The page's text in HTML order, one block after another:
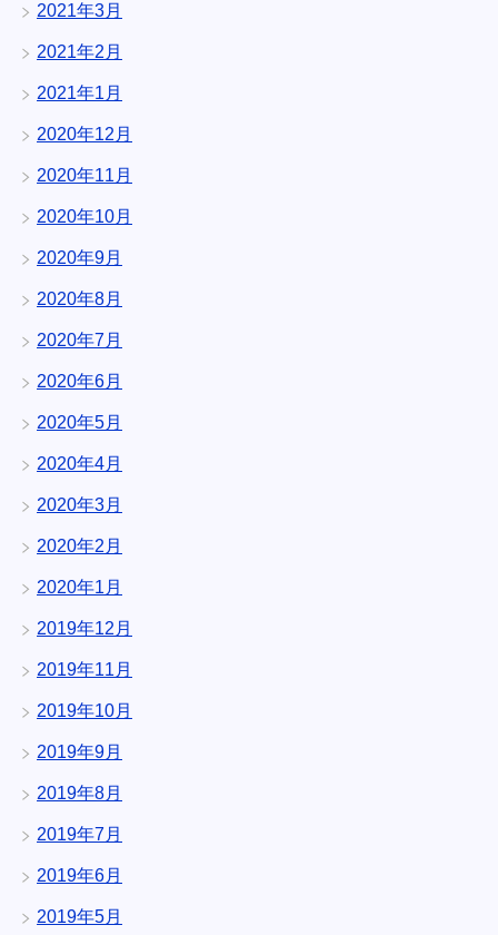
2021年3月
2021年2月
2021年1月
2020年12月
2020年11月
2020年10月
2020年9月
2020年8月
2020年7月
2020年6月
2020年5月
2020年4月
2020年3月
2020年2月
2020年1月
2019年12月
2019年11月
2019年10月
2019年9月
2019年8月
2019年7月
2019年6月
2019年5月